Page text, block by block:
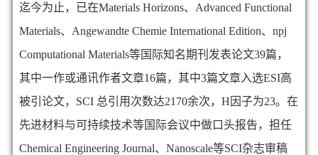
迄今为止，已在Materials Horizons、Advanced Functional
Materials、Angewandte Chemie International Edition、npj
Computational Materials等国际知名期刊发表论文39篇，
其中一作或通讯作者文章16篇，其中3篇文章入选ESI高
被引论文， SCI 总引用次数达2170余次， H 因子为23。在
先进材料与可持续技术等国际会议中做口头报告，担任
Chemical Engineering Journal、Nanoscale等SCI杂志审稿